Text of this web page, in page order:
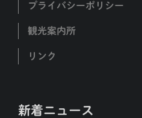
プライバシーポリシー
観光案内所
リンク
新着ニュース